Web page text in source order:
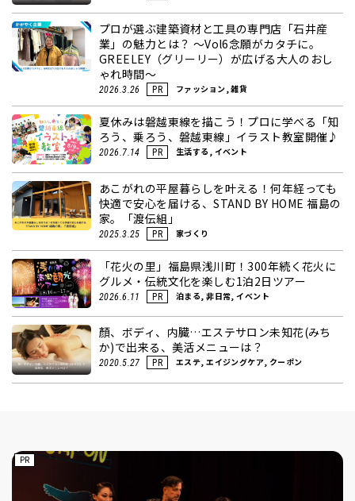
プロが選ぶ建築資材と工具の専門店「石井産
業」の魅力とは？ ～Vol6念願がカタチに。
GREELEY（グリーリー）が広げる大人のおし
ゃれ時間～
2026.3.26 PR ファッション, 雑貨
夏休みは磐越東線を描こう！プロに学べる「知
ろう、乗ろう、磐越東線」イラスト教室開催♪
2026.7.14 PR 生活する, イベント
あこがれの平屋暮らしを叶える！何年経っても
快適で安心を届ける、STAND BY HOME 福島の
家。「渡伝組」
2025.3.25 PR 家づくり
「花火の里」福島県浅川町！300年続く花火に
グルメ・伝統文化を楽しむ1泊2日ツアー
2026.6.11 PR 泊まる, 非日常, イベント
顏、ボディ、内臓…エステサロン未知花(みち
か)で出来る、美活メニューは？
2020.5.27 PR エステ, エイジングケア, クーポン
PR